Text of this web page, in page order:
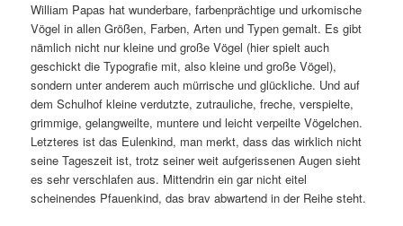
William Papas hat wunderbare, farbenprächtige und urkomische
Vögel in allen Größen, Farben, Arten und Typen gemalt. Es gibt
nämlich nicht nur kleine und große Vögel (hier spielt auch
geschickt die Typografie mit, also kleine und große Vögel),
sondern unter anderem auch mürrische und glückliche. Und auf
dem Schulhof kleine verdutzte, zutrauliche, freche, verspielte,
grimmige, gelangweilte, muntere und leicht verpeilte Vögelchen.
Letzteres ist das Eulenkind, man merkt, dass das wirklich nicht
seine Tageszeit ist, trotz seiner weit aufgerissenen Augen sieht
es sehr verschlafen aus. Mittendrin ein gar nicht eitel
scheinendes Pfauenkind, das brav abwartend in der Reihe steht.